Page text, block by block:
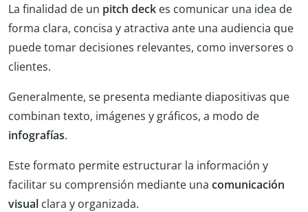
La finalidad de un pitch deck es comunicar una idea de
forma clara, concisa y atractiva ante una audiencia que
puede tomar decisiones relevantes, como inversores o
clientes.
Generalmente, se presenta mediante diapositivas que
combinan texto, imágenes y gráficos, a modo de
infografías.
Este formato permite estructurar la información y
facilitar su comprensión mediante una comunicación
visual clara y organizada.